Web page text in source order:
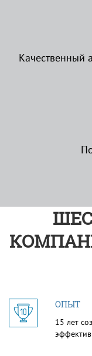
Качественный
ОПЫТ
15 лет